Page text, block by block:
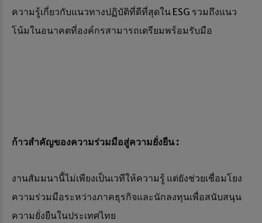
ความรู้เกี่ยวกับแนวทางปฏิบัติที่ดีที่สุดใน ESG รวมถึงแนว
โน้มในอนาคตที่องค์กรสามารถเตรียมพร้อมรับมือ
ก้าวสำคัญของความร่วมมือสู่ความยั่งยืน :
งานสัมมนานี้ไม่เพียงเป็นเวทีให้ความรู้ แต่ยังช่วยเชื่อมโยง
ความร่วมมือระหว่างภาคธุรกิจและนักลงทุนเพื่อสนับสนุน
ความยั่งยืนในประเทศไทย